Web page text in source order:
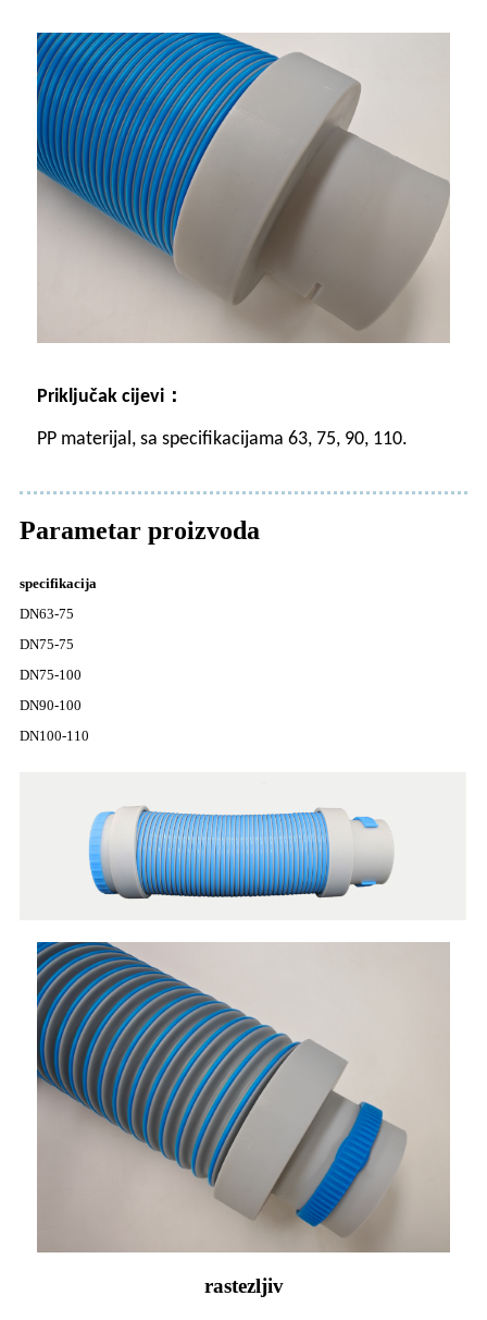
Priključak cijevi ：
PP materijal, sa specifikacijama 63, 75, 90, 110.
Parametar proizvoda
specifikacija
DN63-75
DN75-75
DN75-100
DN90-100
DN100-110
rastezljiv